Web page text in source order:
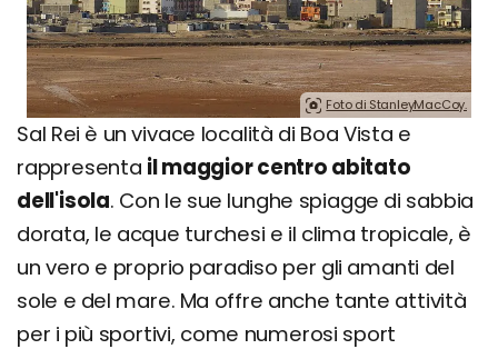
Foto di StanleyMacCoy.
Sal Rei è un vivace località di Boa Vista e
rappresenta il maggior centro abitato
dell'isola. Con le sue lunghe spiagge di sabbia
dorata, le acque turchesi e il clima tropicale, è
un vero e proprio paradiso per gli amanti del
sole e del mare. Ma offre anche tante attività
per i più sportivi, come numerosi sport